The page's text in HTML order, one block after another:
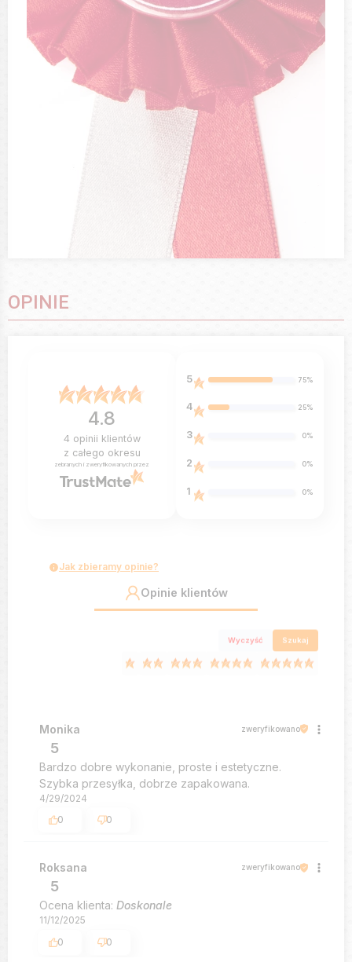
OPINIE
4.8
4 opinii klientów
z całego okresu
zebranych i zweryfikowanych przez
5 75%
4 25%
3 0%
2 0%
1 0%
Jak zbieramy opinie?
Opinie klientów
Wyczyść Szukaj
Monika zweryfikowano
5
Bardzo dobre wykonanie, proste i estetyczne.
Szybka przesyłka, dobrze zapakowana.
4/29/2024
0
0
Roksana zweryfikowano
5
Ocena klienta: Doskonale
11/12/2025
0
0